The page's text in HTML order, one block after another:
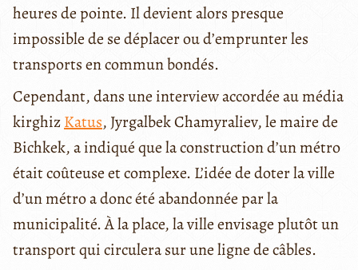
heures de pointe. Il devient alors presque
impossible de se déplacer ou d’emprunter les
transports en commun bondés.
Cependant, dans une interview accordée au média
kirghizKatus, Jyrgalbek Chamyraliev, le maire de
Bichkek, a indiqué que la construction d’un métro
était coûteuse et complexe. L’idée de doter la ville
d’un métro a donc été abandonnée par la
municipalité. À la place, la ville envisage plutôt un
transport qui circulera sur une ligne de câbles.